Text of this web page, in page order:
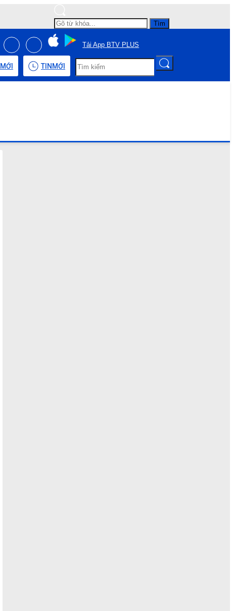
Tìm
Tải App BTV PLUS
MỚI TIN MỚI